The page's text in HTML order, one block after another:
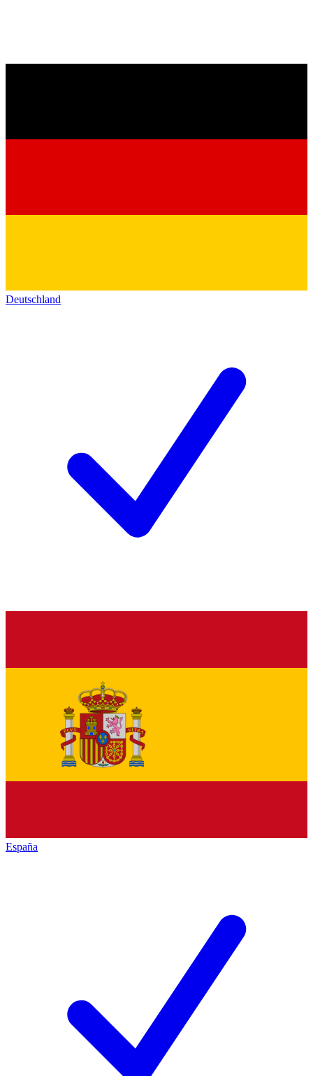
Deutschland
España